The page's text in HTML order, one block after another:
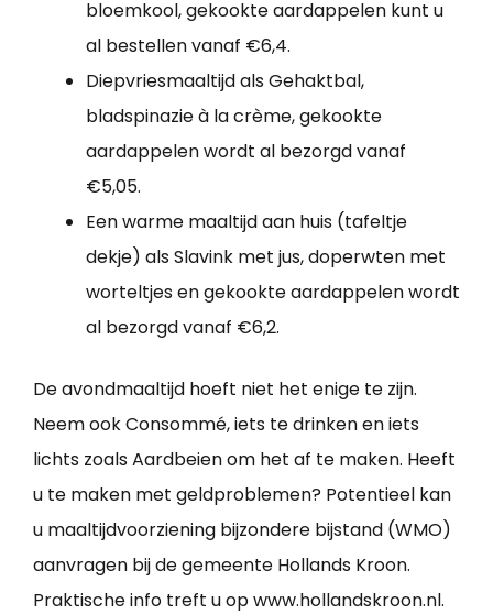
bloemkool, gekookte aardappelen kunt u
al bestellen vanaf €6,4.
Diepvriesmaaltijd als Gehaktbal,
bladspinazie à la crème, gekookte
aardappelen wordt al bezorgd vanaf
€5,05.
Een warme maaltijd aan huis (tafeltje
dekje) als Slavink met jus, doperwten met
worteltjes en gekookte aardappelen wordt
al bezorgd vanaf €6,2.
De avondmaaltijd hoeft niet het enige te zijn.
Neem ook Consommé, iets te drinken en iets
lichts zoals Aardbeien om het af te maken. Heeft
u te maken met geldproblemen? Potentieel kan
u maaltijdvoorziening bijzondere bijstand (WMO)
aanvragen bij de gemeente Hollands Kroon.
Praktische info treft u op www.hollandskroon.nl.